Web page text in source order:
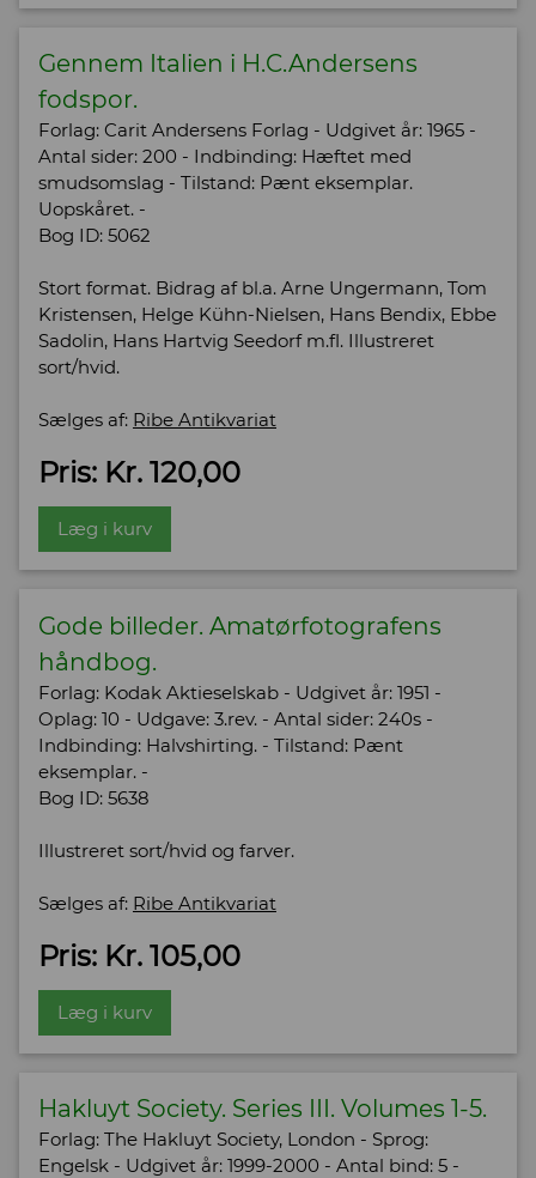
Gennem Italien i H.C.Andersens
fodspor.
Forlag: Carit Andersens Forlag - Udgivet år: 1965 -
Antal sider: 200 - Indbinding: Hæftet med
smudsomslag - Tilstand: Pænt eksemplar.
Uopskåret. -
Bog ID: 5062
Stort format. Bidrag af bl.a. Arne Ungermann, Tom
Kristensen, Helge Kühn-Nielsen, Hans Bendix, Ebbe
Sadolin, Hans Hartvig Seedorf m.fl. Illustreret
sort/hvid.
Sælges af: Ribe Antikvariat
Pris: Kr. 120,00
Læg i kurv
Gode billeder. Amatørfotografens
håndbog.
Forlag: Kodak Aktieselskab - Udgivet år: 1951 -
Oplag: 10 - Udgave: 3.rev. - Antal sider: 240s -
Indbinding: Halvshirting. - Tilstand: Pænt
eksemplar. -
Bog ID: 5638
Illustreret sort/hvid og farver.
Sælges af: Ribe Antikvariat
Pris: Kr. 105,00
Læg i kurv
Hakluyt Society. Series III. Volumes 1-5.
Forlag: The Hakluyt Society, London - Sprog:
Engelsk - Udgivet år: 1999-2000 - Antal bind: 5 -